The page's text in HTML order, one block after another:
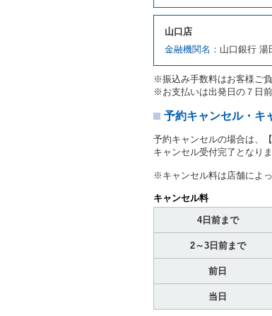
対し、借受人の
注１）監督官
転免許証をい
当社は、貸渡契
書類の写しをと
当社は、貸渡契
ることがありま
当社は、借受人
なお、この場合
第８条（貸渡契約
借受人（運転者
① 貸し渡すレン
わらず、その
③ 麻薬、覚せ
④ チャイルド
⑤ 指定暴力団
き。
山口店
金融機関名： 山口銀行 湯
※振込み手数料はお客様ご
※お支払いは出発日の７日
予約キャンセル・キ
予約キャンセルの場合は、
キャンセル受付完了となりま
※キャンセル料は店舗によ
キャンセル料
4日前まで
2～3日前まで
前日
当日